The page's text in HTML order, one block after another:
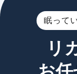
眠って
リ